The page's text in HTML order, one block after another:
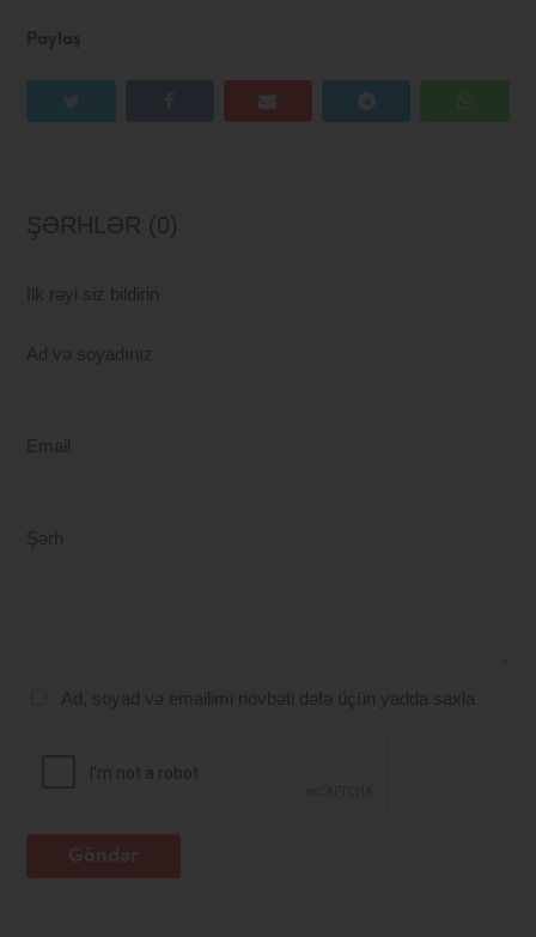
Paylaş
ŞƏRHLƏR (0)
İlk rəyi siz bildirin
Ad və soyadınız
Email
Şərh
Ad, soyad və emailimi növbəti dəfə üçün yadda saxla
Göndər